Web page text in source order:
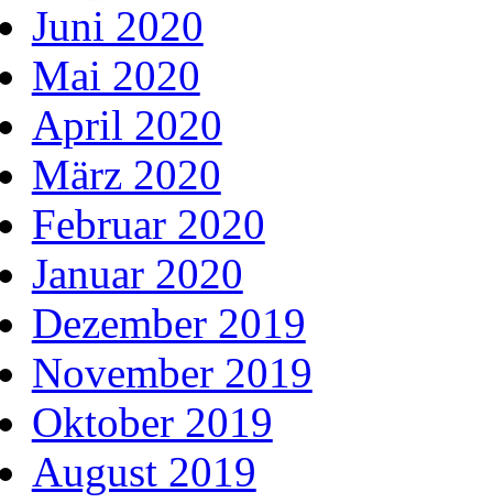
Juni 2020
Mai 2020
April 2020
März 2020
Februar 2020
Januar 2020
Dezember 2019
November 2019
Oktober 2019
August 2019